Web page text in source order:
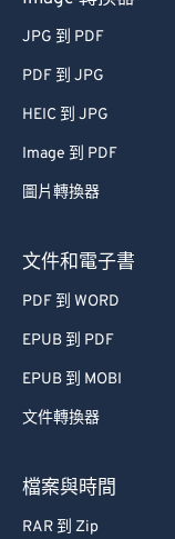
JPG 到 PDF
PDF 到 JPG
HEIC 到 JPG
Image 到 PDF
圖片轉換器
文件和電子書
PDF 到 WORD
EPUB 到 PDF
EPUB 到 MOBI
文件轉換器
檔案與時間
RAR 到 Zip